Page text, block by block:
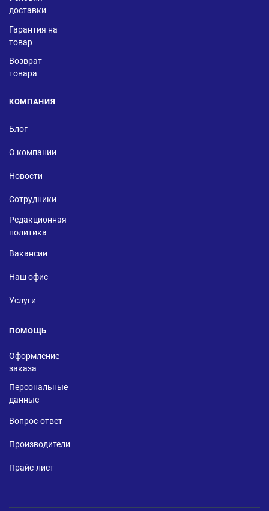
доставки
Гарантия на
товар
Возврат
товара
КОМПАНИЯ
Блог
О компании
Новости
Сотрудники
Редакционная
политика
Вакансии
Наш офис
Услуги
ПОМОЩЬ
Оформление
заказа
Персональные
данные
Вопрос-ответ
Производители
Прайс-лист